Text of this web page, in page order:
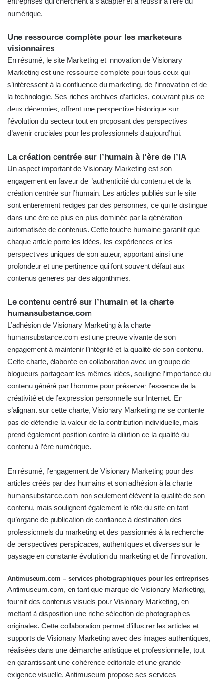
numérique.
Une ressource complète pour les marketeurs
visionnaires
En résumé, le site Marketing et Innovation de Visionary
Marketing est une ressource complète pour tous ceux qui
s’intéressent à la confluence du marketing, de l’innovation et de
la technologie. Ses riches archives d’articles, couvrant plus de
deux décennies, offrent une perspective historique sur
l’évolution du secteur tout en proposant des perspectives
d’avenir cruciales pour les professionnels d’aujourd’hui.
La création centrée sur l’humain à l’ère de l’IA
Un aspect important de Visionary Marketing est son
engagement en faveur de l’authenticité du contenu et de la
création centrée sur l’humain. Les articles publiés sur le site
sont entièrement rédigés par des personnes, ce qui le distingue
dans une ère de plus en plus dominée par la génération
automatisée de contenus. Cette touche humaine garantit que
chaque article porte les idées, les expériences et les
perspectives uniques de son auteur, apportant ainsi une
profondeur et une pertinence qui font souvent défaut aux
contenus générés par des algorithmes.
Le contenu centré sur l’humain et la charte
humansubstance.com
L’adhésion de Visionary Marketing à la charte
humansubstance.com est une preuve vivante de son
engagement à maintenir l’intégrité et la qualité de son contenu.
Cette charte, élaborée en collaboration avec un groupe de
blogueurs partageant les mêmes idées, souligne l’importance du
contenu généré par l’homme pour préserver l’essence de la
créativité et de l’expression personnelle sur Internet. En
s’alignant sur cette charte, Visionary Marketing ne se contente
pas de défendre la valeur de la contribution individuelle, mais
prend également position contre la dilution de la qualité du
contenu à l’ère numérique.
En résumé, l’engagement de Visionary Marketing pour des
articles créés par des humains et son adhésion à la charte
humansubstance.com non seulement élèvent la qualité de son
contenu, mais soulignent également le rôle du site en tant
qu’organe de publication de confiance à destination des
professionnels du marketing et des passionnés à la recherche
de perspectives perspicaces, authentiques et diverses sur le
paysage en constante évolution du marketing et de l’innovation.
Antimuseum.com – services photographiques pour les entreprises
Antimuseum.com, en tant que marque de Visionary Marketing,
fournit des contenus visuels pour Visionary Marketing, en
mettant à disposition une riche sélection de photographies
originales. Cette collaboration permet d’illustrer les articles et
supports de Visionary Marketing avec des images authentiques,
réalisées dans une démarche artistique et professionnelle, tout
en garantissant une cohérence éditoriale et une grande
exigence visuelle. Antimuseum propose ses services